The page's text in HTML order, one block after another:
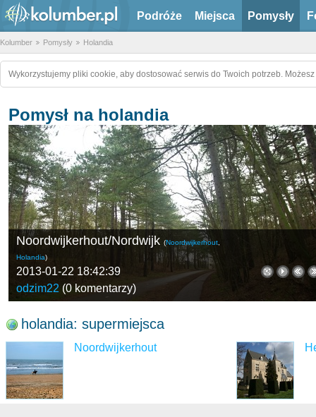
Podróże Miejsca Pomysły
Kolumber Pomysły Holandia
Wykorzystujemy pliki cookie, aby dostosować serwis do Twoich potrzeb.
Pomysł na holandia
Noordwijkerhout/Nordwijk (Noordwijkerhout
Holandia)
2013-01-22 18:42:39
odzim22 (0 komentarzy)
holandia: supermiejsca
Noordwijkerhout